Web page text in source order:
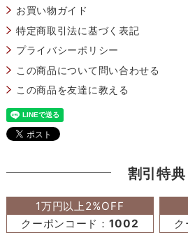
お買い物ガイド
特定商取引法に基づく表記
プライバシーポリシー
この商品について問い合わせる
この商品を友達に教える
割引特典
1万円以上2%OFF
クーポンコード： 1002